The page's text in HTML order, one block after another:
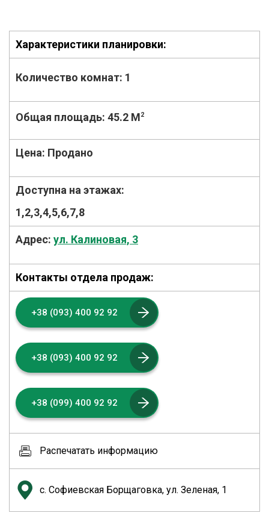
Характеристики планировки:
Количество комнат: 1
Общая площадь: 45.2 M2
Цена: Продано
Доступна на этажах:
1,2,3,4,5,6,7,8
Адрес: ул. Калиновая, 3
Контакты отдела продаж:
+38 (093) 400 92 92
+38 (093) 400 92 92
+38 (099) 400 92 92
Распечатать информацию
с. Софиевская Борщаговка, ул. Зеленая, 1